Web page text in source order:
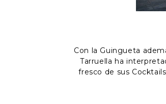
Con la Guingueta
Tarruella ha
fresco de sus